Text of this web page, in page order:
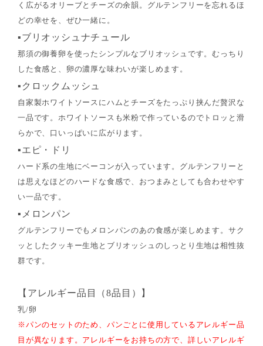
く広がるオリーブとチーズの余韻。グルテンフリーを忘れるほ
どの幸せを、ぜひ一緒に。
▪ブリオッシュナチュール
那須の御養卵を使ったシンプルなブリオッシュです。むっちり
した食感と、卵の濃厚な味わいが楽しめます。
▪クロックムッシュ
自家製ホワイトソースにハムとチーズをたっぷり挟んだ贅沢な
一品です。ホワイトソースも米粉で作っているのでトロッと滑
らかで、口いっぱいに広がります。
▪エピ・ドリ
ハード系の生地にベーコンが入っています。グルテンフリーと
は思えなほどのハードな食感で、おつまみとしても合わせやす
い一品です。
▪メロンパン
グルテンフリーでもメロンパンのあの食感が楽しめます。サク
ッとしたクッキー生地とブリオッシュのしっとり生地は相性抜
群です。
【アレルギー品目（8品目）】
乳/卵
※パンのセットのため、パンごとに使用しているアレルギー品
目が異なります。アレルギーをお持ちの方で、詳しいアレルギ